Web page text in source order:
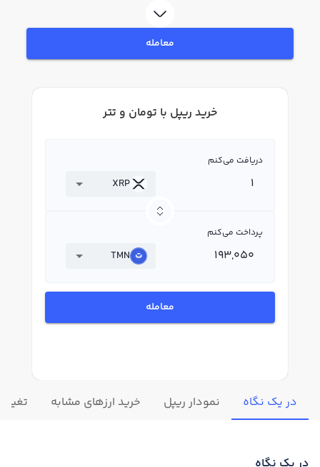
لحظه‌ای، نمودار و امکانات فروش ریپل نیز در دسترس شما قرار دارد تا بتوانید
تصمیمات بهتری در معاملات خود بگیرید.
معامله
خرید ریپل با تومان و تتر
دریافت می‌کنم
XRP
پرداخت می‌کنم
TMN
معامله
در یک نگاه نمودار ریپل خرید ارزهای مشابه